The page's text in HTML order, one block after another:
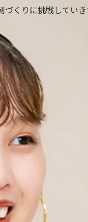
くりに挑戦していき